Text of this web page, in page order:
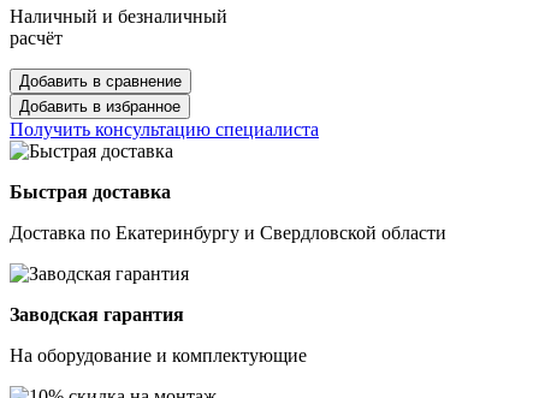
Наличный и безналичный
расчёт
Добавить в сравнение
Добавить в избранное
Получить консультацию специалиста
Быстрая доставка
Доставка по Екатеринбургу и Свердловской области
Заводская гарантия
На оборудование и комплектующие